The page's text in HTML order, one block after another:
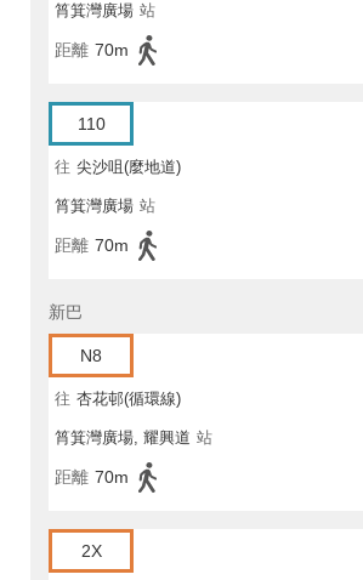
筲箕灣廣場 站
距離 70m
110
往 尖沙咀(麼地道)
筲箕灣廣場 站
距離 70m
新巴
N8
往 杏花邨(循環線)
筲箕灣廣場, 耀興道 站
距離 70m
2X